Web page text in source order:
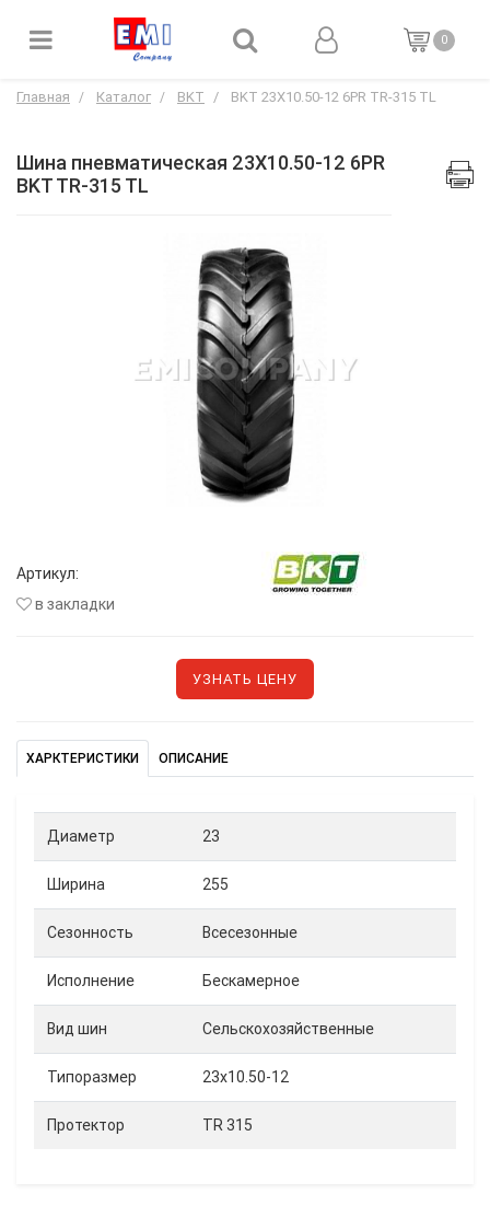
0
Главная Каталог BKT BKT 23X10.50-12 6PR TR-315 TL
Шина пневматическая 23X10.50-12 6PR
BKT TR-315 TL
Артикул:
в закладки
УЗНАТЬ ЦЕНУ
ХАРКТЕРИСТИКИ ОПИСАНИЕ
Диаметр 23
Ширина 255
Сезонность Всесезонные
Исполнение Бескамерное
Вид шин Сельскохозяйственные
Типоразмер 23x10.50-12
Протектор TR 315